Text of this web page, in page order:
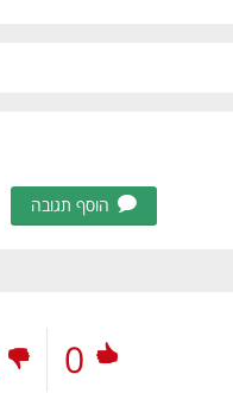
הוסף תגובה
0